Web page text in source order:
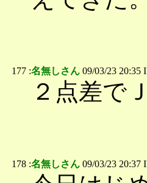
177 :名無しさん 09/03/23 20:35
２点差で
178 :名無しさん 09/03/23